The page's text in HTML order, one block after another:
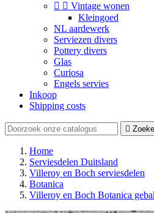
  Vintage wonen
Kleingoed
NL aardewerk
Serviezen divers
Pottery divers
Glas
Curiosa
Engels servies
Inkoop
Shipping costs

Home
Serviesdelen Duitsland
Villeroy en Boch serviesdelen
Botanica
Villeroy en Boch Botanica